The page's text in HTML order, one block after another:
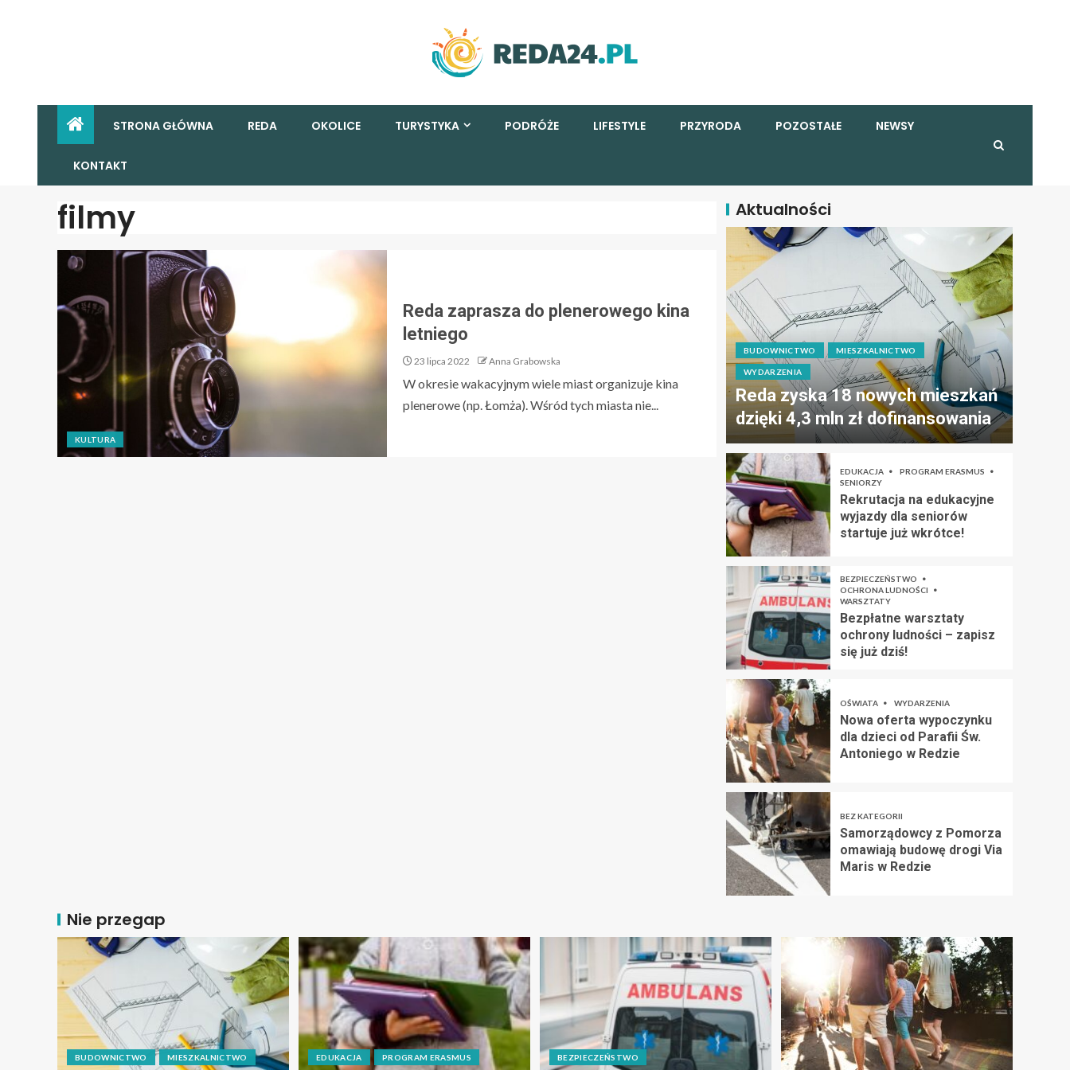
STRONA GŁÓWNA REDA OKOLICE TURYSTYKA PODRÓŻE LIFESTYLE PRZYRODA POZOSTAŁE NEWSY
KONTAKT
filmy
KULTURA
Reda zaprasza do plenerowego kina
letniego
23 lipca 2022 Anna Grabowska
W okresie wakacyjnym wiele miast organizuje kina
plenerowe (np. Łomża). Wśród tych miasta nie...
Aktualności
BUDOWNICTWO MIESZKALNICTWO
WYDARZENIA
Reda zyska 18 nowych mieszkań
dzięki 4,3 mln zł dofinansowania
EDUKACJA
PROGRAM ERASMUS
SENIORZY
Rekrutacja na edukacyjne
wyjazdy dla seniorów
startuje już wkrótce!
BEZPIECZEŃSTWO
OCHRONA LUDNOŚCI
WARSZTATY
Bezpłatne warsztaty
ochrony ludności – zapisz
się już dziś!
OŚWIATA WYDARZENIA
Nowa oferta wypoczynku
dla dzieci od Parafii Św.
Antoniego w Redzie
BEZ KATEGORII
Samorządowcy z Pomorza
omawiają budowę drogi Via
Maris w Redzie
Nie przegap
BUDOWNICTWO MIESZKALNICTWO EDUKACJA PROGRAM ERASMUS BEZPIECZEŃSTWO